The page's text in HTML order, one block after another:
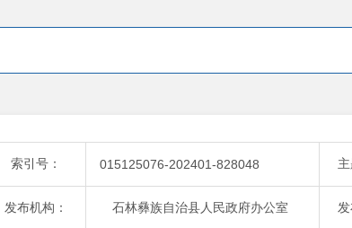
索引号： 015125076-202401-828048
发布机构： 石林彝族自治县人民政府办公室